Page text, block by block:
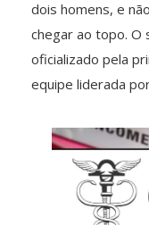
dois homens, e
chegar ao topo. O
oficializado pela
equipe liderada